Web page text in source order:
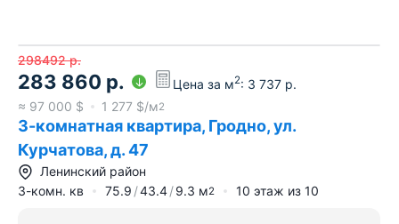
298492 р.
283 860 р. Цена за м2: 3 737 р.
≈ 97 000 $ 1 277 $/м2
3-комнатная квартира, Гродно, ул.
Курчатова, д. 47
Ленинский район
3-комн. кв
75.9 43.4 9.3 м2 10 этаж из 10